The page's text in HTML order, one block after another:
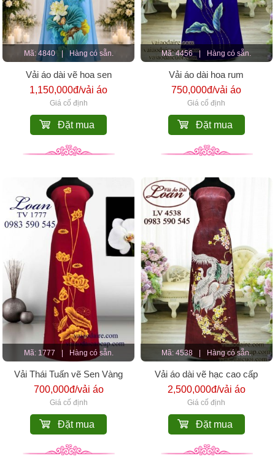
Mã: 4840 Hàng có sẵn.
Vải áo dài vẽ hoa sen
1,150,000đ/vải áo
Giá cố định
Đặt mua
Mã: 4456 | Hàng có sẵn.
Vải áo dài hoa rum
750,000đ/vải áo
Giá cố định
Đặt mua
Mã: 1777 | Hàng có sẵn.
Vải Thái Tuấn vẽ Sen Vàng
700,000đ/vải áo
Giá cố định
Đặt mua
Mã: 4538 | Hàng có sẵn.
Vải áo dài vẽ hạc cao cấp
2,500,000đ/vải áo
Giá cố định
Đặt mua